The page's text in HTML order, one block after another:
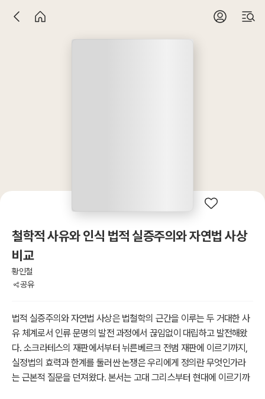
철학적 사유와 인식 법적 실증주의와 자연법 사상
비교
황인철
공유
법적 실증주의와 자연법 사상은 법철학의 근간을 이루는 두 거대한 사
유 체계로서 인류 문명의 발전 과정에서 끊임없이 대립하고 발전해왔
다. 소크라테스의 재판에서부터 뉘른베르크 전범 재판에 이르기까지,
실정법의 효력과 한계를 둘러싼 논쟁은 우리에게 정의란 무엇인가라
는 근본적 질문을 던져왔다. 본서는 고대 그리스부터 현대에 이르기까